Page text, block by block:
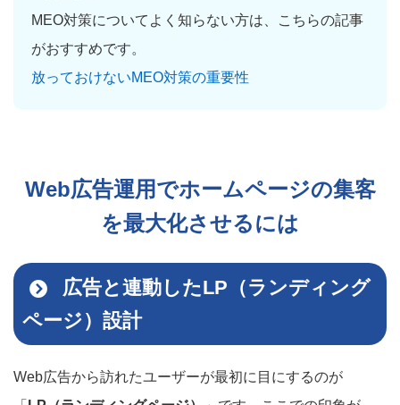
MEO対策についてよく知らない方は、こちらの記事
がおすすめです。
放っておけないMEO対策の重要性
Web広告運用でホームページの集客
を最大化させるには
広告と連動したLP（ランディング
ページ）設計
Web広告から訪れたユーザーが最初に目にするのが